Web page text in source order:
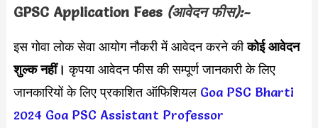
GPSC Application Fees (आवेदन फीस):-
इस गोवा लोक सेवा आयोग नौकरी में आवेदन करने कीकोई आवेदन
शुल्क नहीं। कृपया आवेदन फीस की सम्पूर्ण जानकारी के लिए
जानकारियों के लिए प्रकाशित ऑफिशियल Goa PSC Bharti
2024 Goa PSC Assistant Professor